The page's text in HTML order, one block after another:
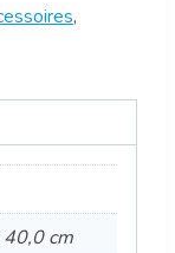
,
cm